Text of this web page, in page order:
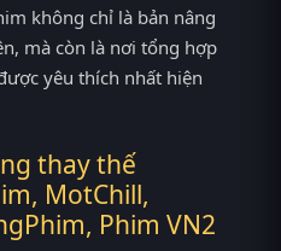
không chỉ là bản nâng
mà còn là nơi tổng hợp
yêu thích nhất hiện
thay thế
MotChill,
Phim VN2